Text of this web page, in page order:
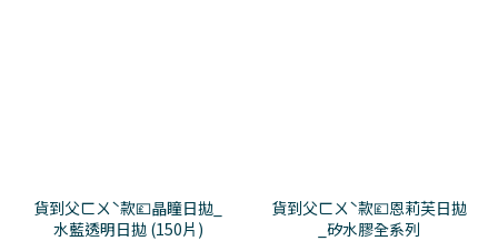
貨到父ㄈㄨˋ款💷晶瞳日拋_
水藍透明日拋 (150片)
貨到父ㄈㄨˋ款💷恩莉芙日拋
_矽水膠全系列